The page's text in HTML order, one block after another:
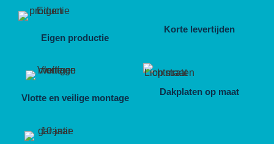
Eigen productie
Korte levertijden
Vlotte en veilige montage
Dakplaten op maat